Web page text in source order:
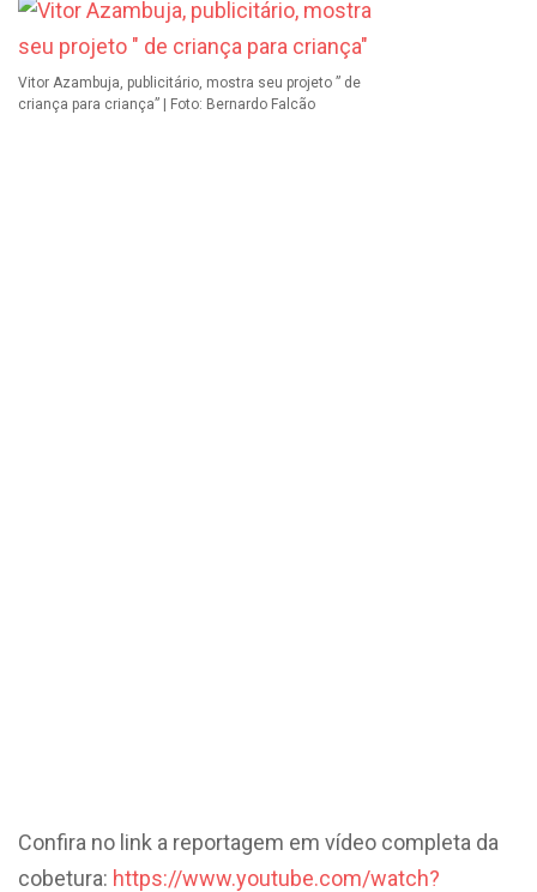
Vitor Azambuja, publicitário, mostra seu projeto ” de
criança para criança” | Foto: Bernardo Falcão
Confira no link a reportagem em vídeo completa da
cobetura: https://www.youtube.com/watch?